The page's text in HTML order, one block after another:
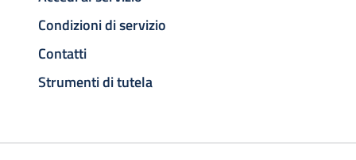
Condizioni di servizio
Contatti
Strumenti di tutela